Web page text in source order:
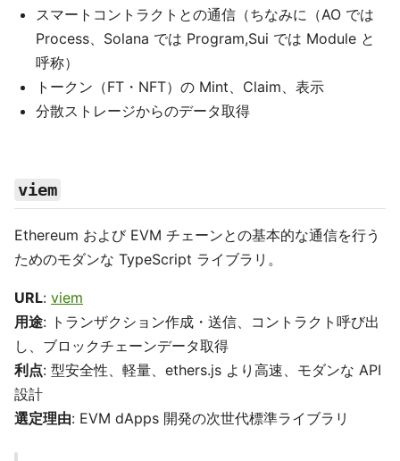
スマートコントラクトとの通信（ちなみに（AO では
Process、Solana では Program,Sui では Module と
呼称）
トークン（FT・NFT）の Mint、Claim、表示
分散ストレージからのデータ取得
viem
Ethereum および EVM チェーンとの基本的な通信を行う
ためのモダンな TypeScript ライブラリ。
URL: viem
用途: トランザクション作成・送信、コントラクト呼び出
し、ブロックチェーンデータ取得
利点: 型安全性、軽量、ethers.js より高速、モダンな API
設計
選定理由: EVM dApps 開発の次世代標準ライブラリ